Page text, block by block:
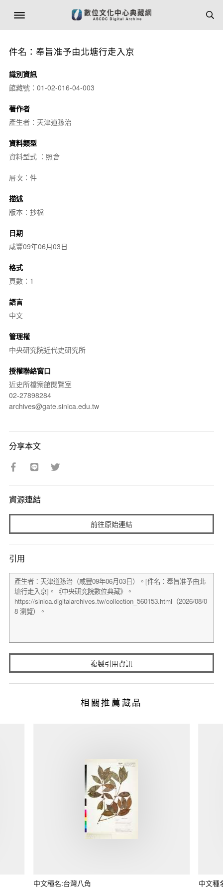
件名：奉旨准予由北塘行走入京
識別資訊
館藏號：01-02-016-04-003
著作者
產生者：天津道孫治
資料類型
資料型式 ：照會
層次：件
描述
版本：抄檔
日期
咸豐09年06月03日
格式
頁數：1
語言
中文
管理權
中央研究院近代史研究所
授權聯絡窗口
近史所檔案館閱覽室
02-27898284
archives@gate.sinica.edu.tw
分享本文
資源連結
前往原始連結
引用
複製引用資訊
相關推薦藏品
中文種名:台灣八角 中文種